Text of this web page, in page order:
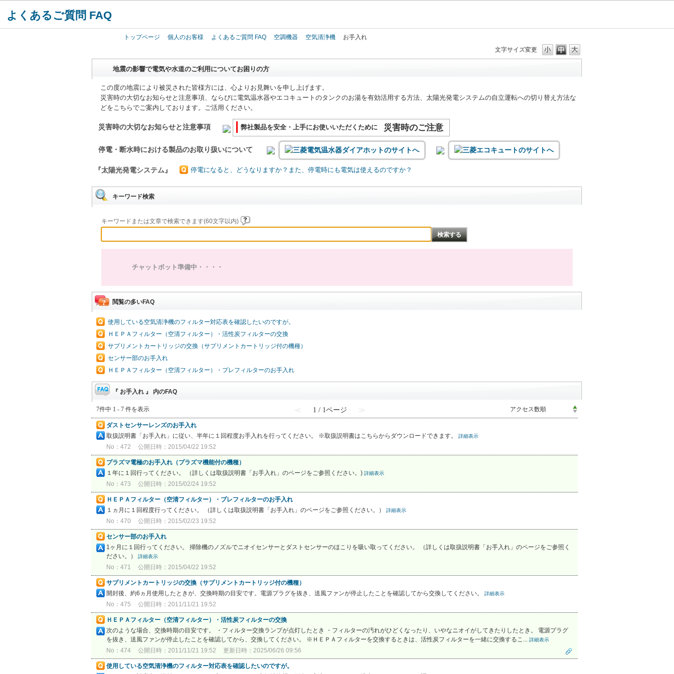
よくあるご質問 FAQ
トップページ 個人のお客様 よくあるご質問 FAQ 空調機器 空気清浄機
お手入れ
文字サイズ変更
地震の影響で電気や水道のご利用についてお困りの方
この度の地震により被災された皆様方には、心よりお見舞いを申し上げます。
災害時の大切なお知らせと注意事項、ならびに電気温水器やエコキュートのタンクのお湯を有効活用する方法、太陽光発電システムの自立運転への切り替え方法な
どをこちらでご案内しております。ご活用ください。
災害時の大切なお知らせと注意事項 弊社製品を安全・上手にお使いいただくために 災害時のご注意
停電・断水時における製品のお取り扱いについて
『太陽光発電システム』 停電になると、どうなりますか？また、停電時にも電気は使えるのですか？
キーワード検索
キーワードまたは文章で検索できます(60文字以内)
チャットボット準備中・・・・
閲覧の多いFAQ
使用している空気清浄機のフィルター対応表を確認したいのですが。
ＨＥＰＡフィルター（空清フィルター）・活性炭フィルターの交換
サプリメントカートリッジの交換（サプリメントカートリッジ付の機種）
センサー部のお手入れ
ＨＥＰＡフィルター（空清フィルター）・プレフィルターのお手入れ
『 お手入れ 』 内のFAQ
7件中 1 - 7 件を表示 ≪ 1 / 1ページ ≫
ダストセンサーレンズのお手入れ
取扱説明書「お手入れ」に従い、半年に１回程度お手入れを行ってください。 ※取扱説明書はこちらからダウンロードできます。
詳細表示
No：472 公開日時：2015/04/22 19:52
プラズマ電極のお手入れ（プラズマ機能付の機種）
１年に１回行ってください。 （詳しくは取扱説明書「お手入れ」のページをご参照ください。) 詳細表示
No：473 公開日時：2015/02/24 19:52
ＨＥＰＡフィルター（空清フィルター）・プレフィルターのお手入れ
１ヵ月に１回程度行ってください。 （詳しくは取扱説明書「お手入れ」のページをご参照ください。）
詳細表示
No：470 公開日時：2015/02/23 19:52
センサー部のお手入れ
1ヶ月に１回行ってください。 掃除機のノズルでニオイセンサーとダストセンサーのほこりを吸い取ってください。 （詳しくは取扱説明書「お手入れ」のページをご参照く
ださい。）
詳細表示
No：471 公開日時：2015/04/22 19:52
サプリメントカートリッジの交換（サプリメントカートリッジ付の機種）
開封後、約6ヵ月使用したときが、交換時期の目安です。電源プラグを抜き、送風ファンが停止したことを確認してから交換してください。
詳細表示
No：475 公開日時：2011/11/21 19:52
ＨＥＰＡフィルター（空清フィルター）・活性炭フィルターの交換
次のような場合、交換時期の目安です。 ・フィルター交換ランプが点灯したとき ・フィルターの汚れがひどくなったり、いやなニオイがしてきたりしたとき。 電源プラグ
を抜き、送風ファンが停止したことを確認してから、交換してください。 ※ＨＥＰＡフィルターを交換するときは、活性炭フィルターを一緒に交換するこ... 詳細表示
No：474 公開日時：2011/11/21 19:52 更新日時：2025/06/26 09:56
使用している空気清浄機のフィルター対応表を確認したいのですが。